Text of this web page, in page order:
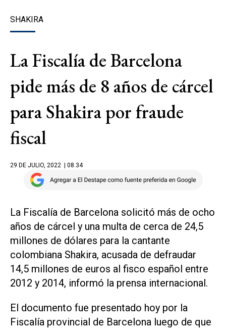
SHAKIRA
La Fiscalía de Barcelona
pide más de 8 años de cárcel
para Shakira por fraude
fiscal
29 DE JULIO, 2022 | 08.34
La Fiscalía de Barcelona solicitó más de ocho
años de cárcel y una multa de cerca de 24,5
millones de dólares para la cantante
colombiana Shakira, acusada de defraudar
14,5 millones de euros al fisco español entre
2012 y 2014, informó la prensa internacional.
El documento fue presentado hoy por la
Fiscalía provincial de Barcelona luego de que